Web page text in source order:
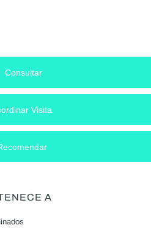
Consultar
Visita
A